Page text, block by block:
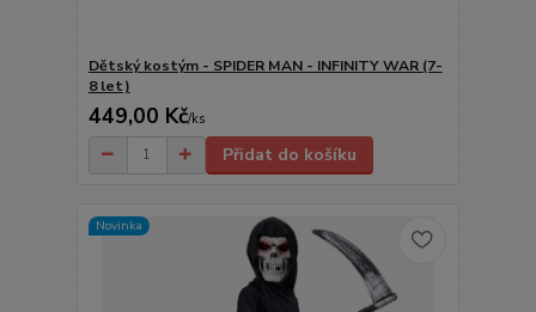
Dětský kostým - SPIDER MAN - INFINITY WAR (7-
8 let)
449,00 Kč/ks
Přidat do košíku
Novinka